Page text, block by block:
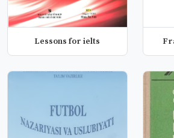
Lessons for ielts